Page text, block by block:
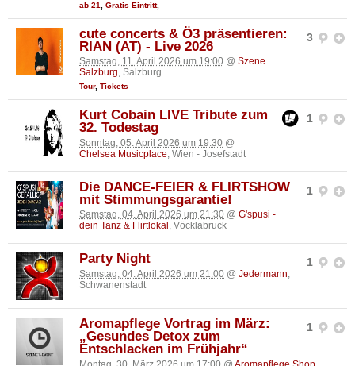
ab 21 Gratis Eintritt,
3
cute concerts & Ö3 präsentieren:
RIAN (AT) - Live 2026
Samstag, 11. April 2026 um 19:00 @ Szene
Salzburg, Salzburg
Tour, Tickets
1
Kurt Cobain LIVE Tribute zum
32. Todestag
Sonntag, 05. April 2026 um 19:30 @
Chelsea Musicplace, Wien - Josefstadt
1
Die DANCE-FEIER & FLIRTSHOW
mit Stimmungsgarantie!
Samstag, 04. April 2026 um 21:30 @ G'spusi -
dein Tanz & Flirtlokal , Vöcklabruck
1
Party Night
Samstag, 04. April 2026 um 21:00 @ Jedermann
Schwanenstadt
1
Aromapflege Vortrag im März:
„Gesundes Detox zum
Entschlacken im Frühjahr“